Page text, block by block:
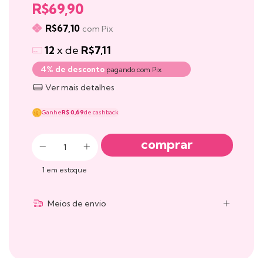
R$69,90
R$67,10 com Pix
12 x de R$7,11
4% de desconto pagando com Pix
Ver mais detalhes
GanheR$ 0,69de cashback
1 em estoque
Meios de envio